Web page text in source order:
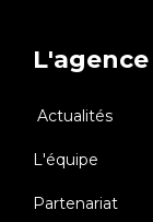
L'agence
Actualités
L'équipe
Partenariat